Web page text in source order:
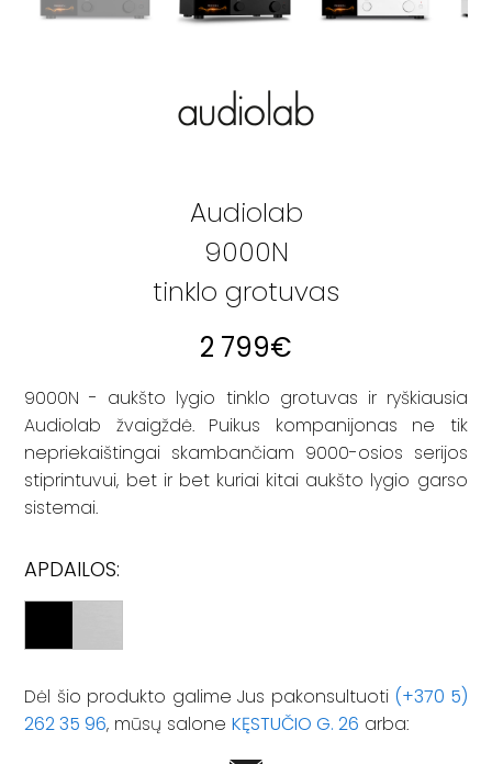
Audiolab
9000N
tinklo grotuvas
2 799€
9000N - aukšto lygio tinklo grotuvas ir ryškiausia
Audiolab žvaigždė. Puikus kompanijonas ne tik
nepriekaištingai skambančiam 9000-osios serijos
stiprintuvui, bet ir bet kuriai kitai aukšto lygio garso
sistemai.
APDAILOS:
Dėl šio produkto galime Jus pakonsultuoti (+370 5)
262 35 96, mūsų salone KĘSTUČIO G. 26 arba: